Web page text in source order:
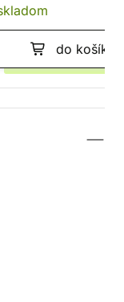
do košíka